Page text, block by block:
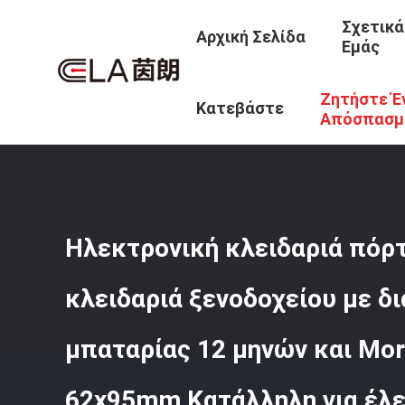
Αρχική Σελίδα
Εμάς
Κατεβάστε
Ζητήστε
Έξυπνη Κλειδαριά
70x95mm 62x95mm Κατάλληλη Για Έλεγχο Πρόσβασης
Ηλεκτρονική κλειδαριά
κλειδαριά ξενοδοχείου με
μπαταρίας 12 μηνών και